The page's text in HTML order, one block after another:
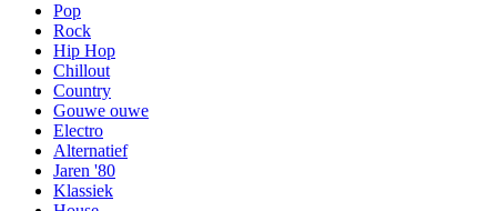
Pop
Rock
Hip Hop
Chillout
Country
Gouwe ouwe
Electro
Alternatief
Jaren '80
Klassiek